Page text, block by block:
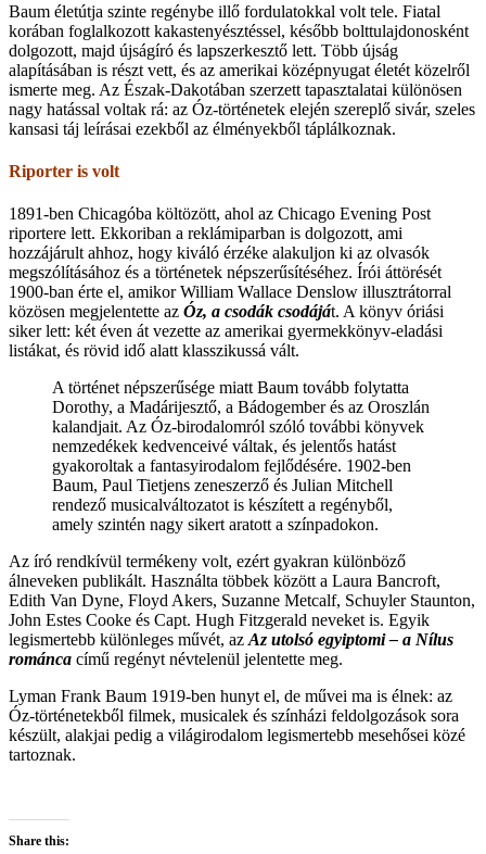
Baum életútja szinte regénybe illő fordulatokkal volt tele. Fiatal
korában foglalkozott kakastenyésztéssel, később bolttulajdonosként
dolgozott, majd újságíró és lapszerkesztő lett. Több újság
alapításában is részt vett, és az amerikai középnyugat életét közelről
ismerte meg. Az Észak-Dakotában szerzett tapasztalatai különösen
nagy hatással voltak rá: az Óz-történetek elején szereplő sivár, szeles
kansasi táj leírásai ezekből az élményekből táplálkoznak.
Riporter is volt
1891-ben Chicagóba költözött, ahol az Chicago Evening Post
riportere lett. Ekkoriban a reklámiparban is dolgozott, ami
hozzájárult ahhoz, hogy kiváló érzéke alakuljon ki az olvasók
megszólításához és a történetek népszerűsítéséhez. Írói áttörését
1900-ban érte el, amikor William Wallace Denslow illusztrátorral
közösen megjelentette az Óz, a csodák csodáját. A könyv óriási
siker lett: két éven át vezette az amerikai gyermekkönyv-eladási
listákat, és rövid idő alatt klasszikussá vált.
A történet népszerűsége miatt Baum tovább folytatta
Dorothy, a Madárijesztő, a Bádogember és az Oroszlán
kalandjait. Az Óz-birodalomról szóló további könyvek
nemzedékek kedvenceivé váltak, és jelentős hatást
gyakoroltak a fantasyirodalom fejlődésére. 1902-ben
Baum, Paul Tietjens zeneszerző és Julian Mitchell
rendező musicalváltozatot is készített a regényből,
amely szintén nagy sikert aratott a színpadokon.
Az író rendkívül termékeny volt, ezért gyakran különböző
álneveken publikált. Használta többek között a Laura Bancroft,
Edith Van Dyne, Floyd Akers, Suzanne Metcalf, Schuyler Staunton,
John Estes Cooke és Capt. Hugh Fitzgerald neveket is. Egyik
legismertebb különleges művét, az Az utolsó egyiptomi – a Nílus
románca című regényt névtelenül jelentette meg.
Lyman Frank Baum 1919-ben hunyt el, de művei ma is élnek: az
Óz-történetekből filmek, musicalek és színházi feldolgozások sora
készült, alakjai pedig a világirodalom legismertebb mesehősei közé
tartoznak.
Share this: